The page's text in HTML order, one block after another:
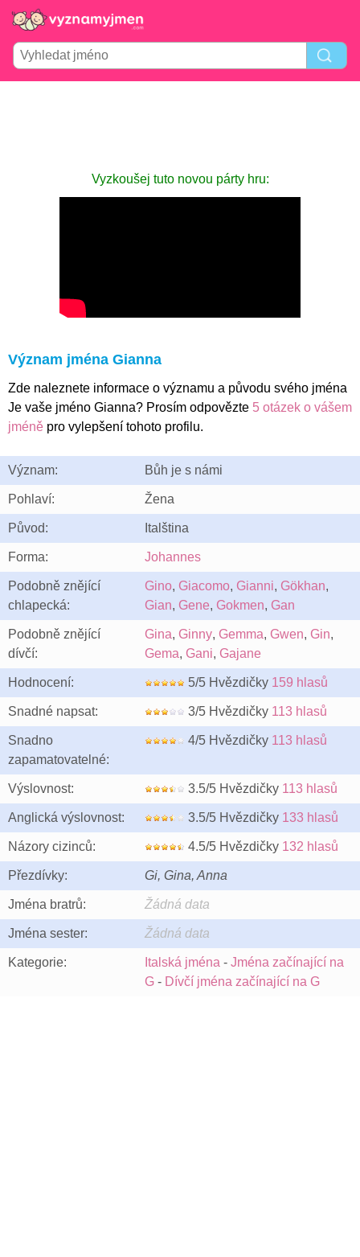
Vyzkoušej tuto novou párty hru:
Význam jména Gianna
Zde naleznete informace o významu a původu svého jména
Je vaše jméno Gianna? Prosím odpovězte 5 otázek o vášem
jméně pro vylepšení tohoto profilu.
Význam: Bůh je s námi
Pohlaví: Žena
Původ: Italština
Forma: Johannes
Podobně znějící
chlapecká:
Gino, Giacomo, Gianni, Gökhan,
Gian, Gene, Gokmen, Gan
Podobně znějící
dívčí:
Gina, Ginny, Gemma, Gwen, Gin,
Gema, Gani, Gajane
Hodnocení: 5/5 Hvězdičky 159 hlasů
Snadné napsat: 3/5 Hvězdičky 113 hlasů
Snadno
zapamatovatelné:
4/5 Hvězdičky 113 hlasů
Výslovnost: 3.5/5 Hvězdičky 113 hlasů
Anglická výslovnost: 3.5/5 Hvězdičky 133 hlasů
Názory cizinců: 4.5/5 Hvězdičky 132 hlasů
Přezdívky: Gi, Gina, Anna
Jména bratrů: Žádná data
Jména sester: Žádná data
Kategorie: Italská jména - Jména začínající na
G - Dívčí jména začínající na G